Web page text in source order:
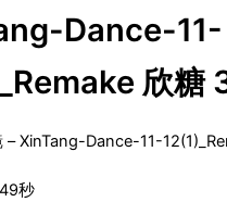
Dance-11-
欣糖
– XinTang-Dance-11-
秒